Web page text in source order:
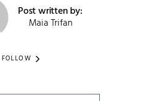
Post written by:
Maia Trifan
FOLLOW